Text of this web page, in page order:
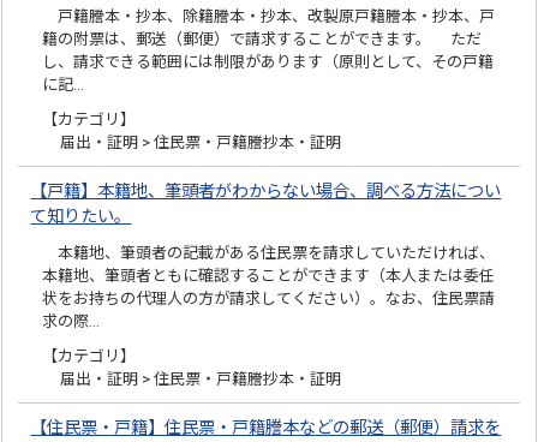
戸籍謄本・抄本、除籍謄本・抄本、改製原戸籍謄本・抄本、戸
籍の附票は、郵送（郵便）で請求することができます。 ただ
し、請求できる範囲には制限があります（原則として、その戸籍
に記…
【カテゴリ】
届出・証明 > 住民票・戸籍謄抄本・証明
【戸籍】本籍地、筆頭者がわからない場合、調べる方法につい
て知りたい。
本籍地、筆頭者の記載がある住民票を請求していただければ、
本籍地、筆頭者ともに確認することができます（本人または委任
状をお持ちの代理人の方が請求してください）。なお、住民票請
求の際…
【カテゴリ】
届出・証明 > 住民票・戸籍謄抄本・証明
【住民票・戸籍】住民票・戸籍謄本などの郵送（郵便）請求を